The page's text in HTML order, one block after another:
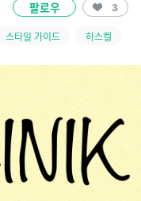
팔로우 3
스타일 가이드 하스켈